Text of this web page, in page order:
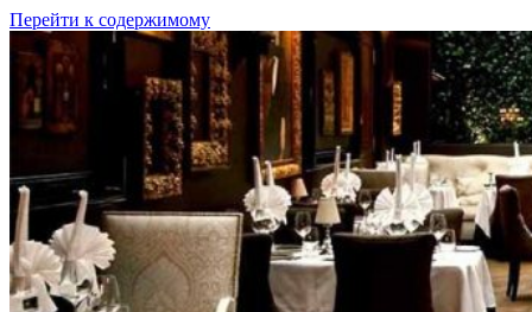
Перейти к содержимому